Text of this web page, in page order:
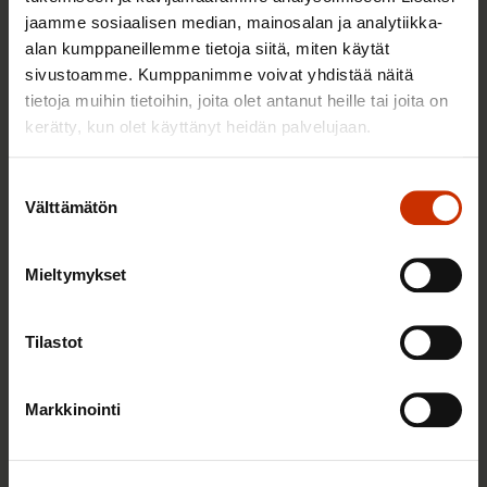
jaamme sosiaalisen median, mainosalan ja analytiikka-
alan kumppaneillemme tietoja siitä, miten käytät
sivustoamme. Kumppanimme voivat yhdistää näitä
tietoja muihin tietoihin, joita olet antanut heille tai joita on
kerätty, kun olet käyttänyt heidän palvelujaan.
valinta
Välttämätön
Mieltymykset
Tilastot
Markkinointi
2.6.2026 11:00
Työmarkkinakeskusjärjestöt: Tuottava ja
hyvinvoiva työelämä on yhteinen asia
TERVE JA HYVÄ TYÖELÄMÄ